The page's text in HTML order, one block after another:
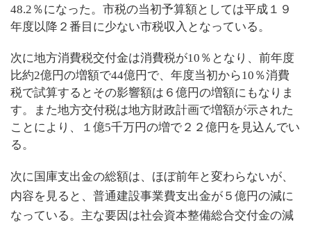
48.2 ％になった。市税の当初予算額としては平成１９
年度以降２番目に少ない市税収入となっている。
次に地方消費税交付金は消費税が10 ％となり、前年度
比約2億円の増額で44億円で、年度当初から10 ％消費
税で試算するとその影響額は６億円の増額にもなりま
す。また地方交付税は地方財政計画で増額が示された
ことにより、１億5千万円の増で２２億円を見込んでい
る。
次に国庫支出金の総額は、ほぼ前年と変わらないが、
内容を見ると、普通建設事業費支出金が５億円の減に
なっている。主な要因は社会資本整備総合交付金の減